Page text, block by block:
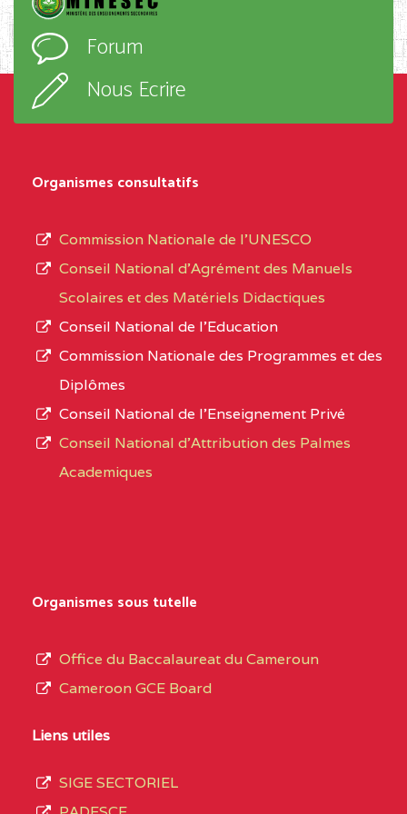
D'ENSEIGNEMENT
PROFESSIONNEL
(CEGEP) STE FOI BP
:4740 YAOUNDE
CENTRE
COLLEGE PANAFRICAIN
DE L'EXCELLENCE BP
CENTRE
COLLEGE PRIVE
CENTRE
COLLEGE PRIVE LAIC
SAINT MICHEL
CENTRE
l’ordre
d’enseignement,
type
L’offre
d’éducation
de
du
de
Forum
Nous Ecrire
Organismes consultatifs
Commission Nationale de l’UNESCO
Conseil National d’Agrément des Manuels
Scolaires et des Matériels Didactiques
Conseil National de l’Education
Commission Nationale des Programmes et des
Diplômes
Conseil National de l’Enseignement Privé
Conseil National d'Attribution des Palmes
Academiques
Organismes sous tutelle
Office du Baccalaureat du Cameroun
Cameroon GCE Board
Liens utiles
SIGE SECTORIEL